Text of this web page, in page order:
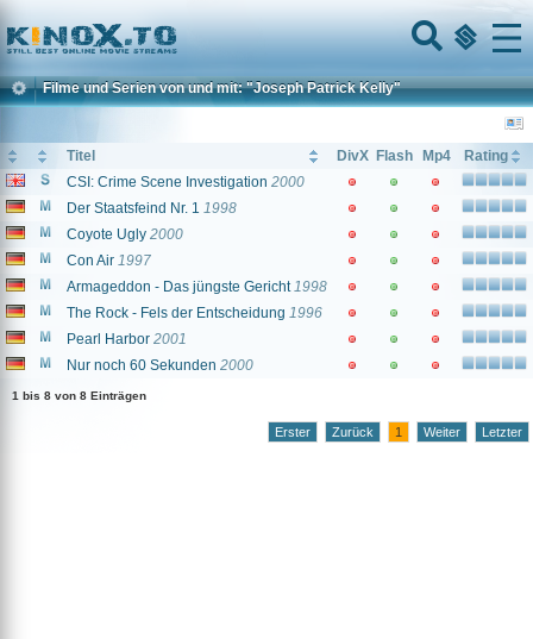
Home
Menu
Filme und Serien von und mit: "Joseph Patrick Kelly"
Titel DivX Flash Mp4
Rating
CSI: Crime Scene Investigation 2000
Der Staatsfeind Nr. 1 1998
Coyote Ugly 2000
Con Air 1997
Armageddon - Das jüngste Gericht 1998
The Rock - Fels der Entscheidung 1996
Pearl Harbor 2001
Nur noch 60 Sekunden 2000
1 bis 8 von 8 Einträgen
Erster Zurück 1 Weiter Letzter